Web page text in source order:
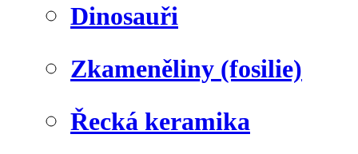
Dinosauři
Zkameněliny (fosilie)
Řecká keramika